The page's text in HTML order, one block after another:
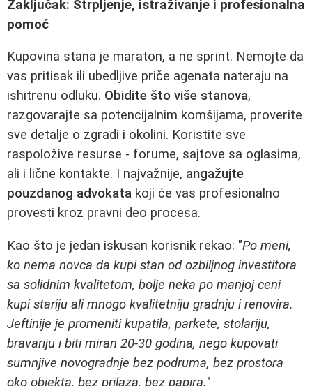
Zaključak: Strpljenje, istraživanje i profesionalna
pomoć
Kupovina stana je maraton, a ne sprint. Nemojte da
vas pritisak ili ubedljive priče agenata nateraju na
ishitrenu odluku. Obidite što više stanova,
razgovarajte sa potencijalnim komšijama, proverite
sve detalje o zgradi i okolini. Koristite sve
raspoložive resurse - forume, sajtove sa oglasima,
ali i lične kontakte. I najvažnije, angažujte
pouzdanog advokata koji će vas profesionalno
provesti kroz pravni deo procesa.
Kao što je jedan iskusan korisnik rekao: "Po meni,
ko nema novca da kupi stan od ozbiljnog investitora
sa solidnim kvalitetom, bolje neka po manjoj ceni
kupi stariju ali mnogo kvalitetniju gradnju i renovira.
Jeftinije je promeniti kupatila, parkete, stolariju,
bravariju i biti miran 20-30 godina, nego kupovati
sumnjive novogradnje bez podruma, bez prostora
oko objekta, bez prilaza, bez papira."